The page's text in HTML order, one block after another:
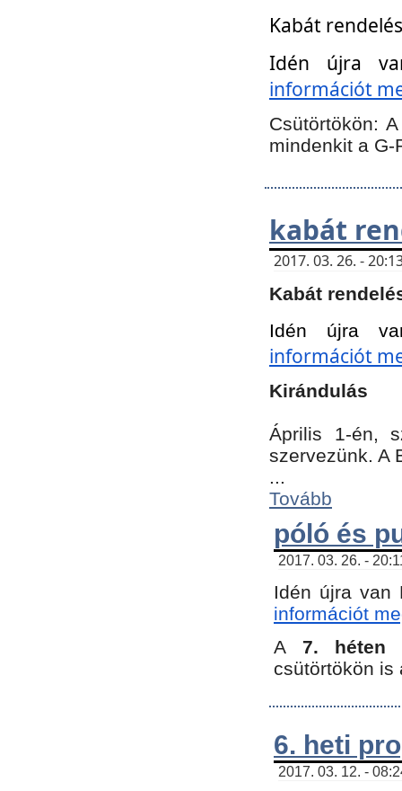
Kabát
Idén újra
információt
Csütörtökön:A
mindenkit a G-
kabát
2017. 03. 26. -
Kabát
Idén újra
információt
Kirándulás
Április 1-én,
szervezünk. A
...
Tovább
póló és
2017. 03. 26. -
Idén újra van
információt
A 7. héten
csütörtökön is
6. heti
2017. 03. 12. -